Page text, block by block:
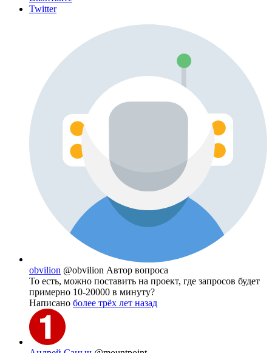
Twitter
obvilion @obvilion Автор вопроса
То есть, можно поставить на проект, где запросов будет
примерно 10-20000 в минуту?
Написано более трёх лет назад